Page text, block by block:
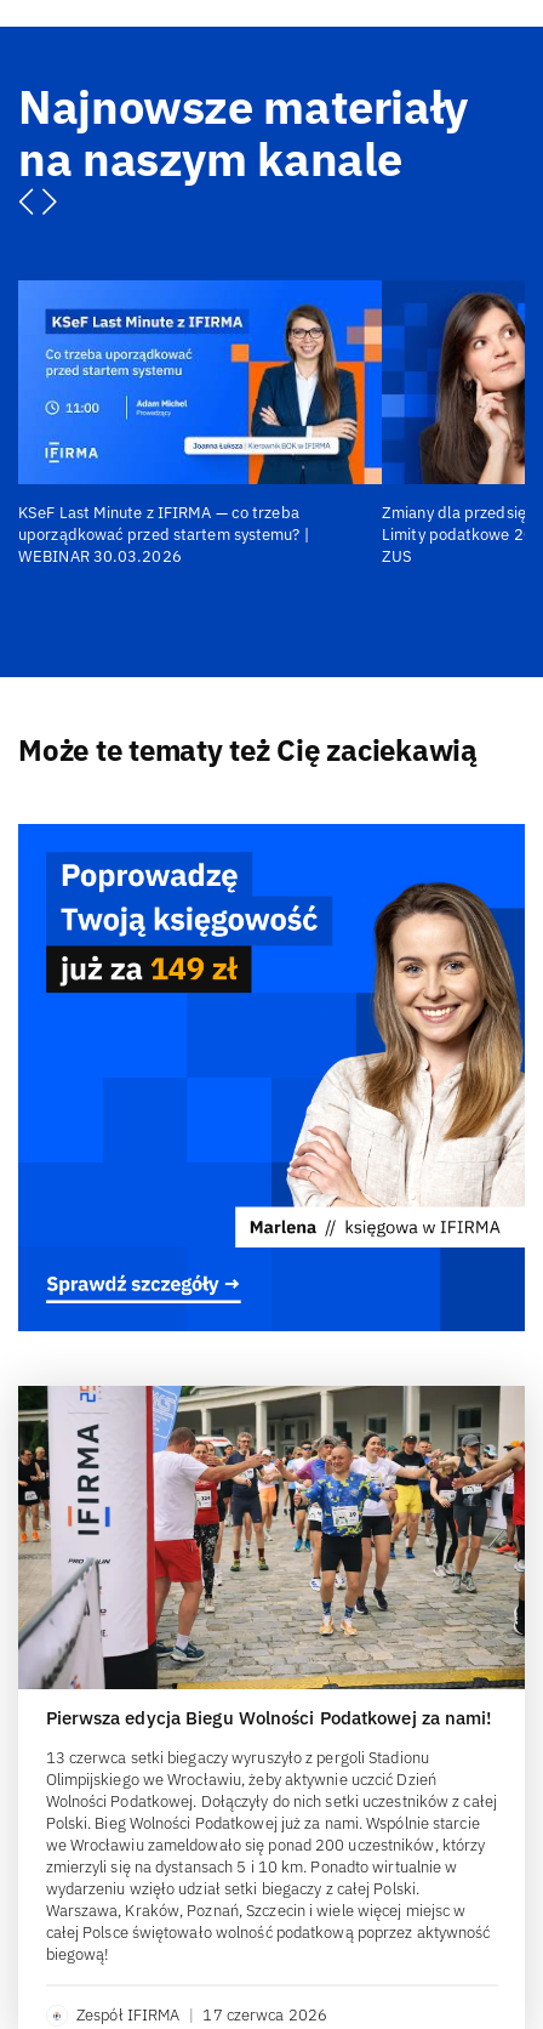
Najnowsze materiały
na naszym kanale
KSeF Last Minute z IFIRMA — co trzeba
uporządkować przed startem systemu? |
WEBINAR 30.03.2026
Zmiany dla
Limity podatkowe
ZUS
Może te tematy też Cię zaciekawią
Pierwsza edycja Biegu Wolności Podatkowej za nami!
13 czerwca setki biegaczy wyruszyło z pergoli Stadionu
Olimpijskiego we Wrocławiu, żeby aktywnie uczcić Dzień
Wolności Podatkowej. Dołączyły do nich setki uczestników z całej
Polski. Bieg Wolności Podatkowej już za nami. Wspólnie starcie
we Wrocławiu zameldowało się ponad 200 uczestników, którzy
zmierzyli się na dystansach 5 i 10 km. Ponadto wirtualnie w
wydarzeniu wzięło udział setki biegaczy z całej Polski.
Warszawa, Kraków, Poznań, Szczecin i wiele więcej miejsc w
całej Polsce świętowało wolność podatkową poprzez aktywność
biegową!
Zespół IFIRMA 17 czerwca 2026